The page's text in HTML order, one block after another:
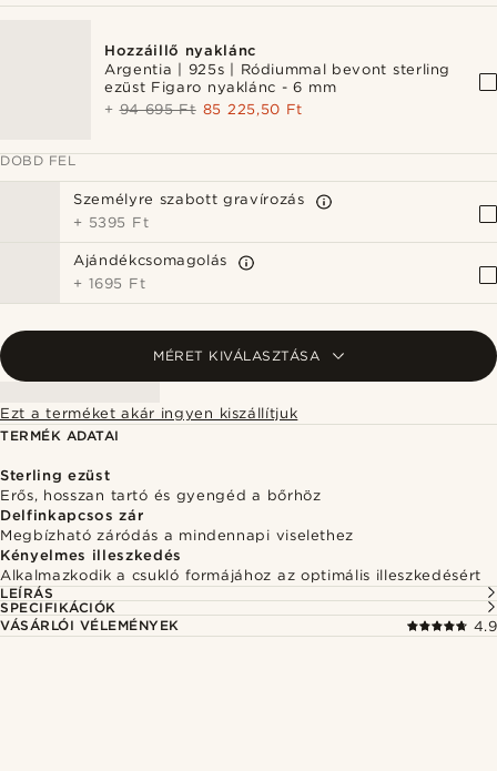
Hozzáillő nyaklánc
Argentia | 925s | Ródiummal bevont sterling
ezüst Figaro nyaklánc - 6 mm
+94 695 Ft 85 225,50 Ft
DOBD FEL
Személyre szabott gravírozás
+ 5395 Ft
Ajándékcsomagolás
+ 1695 Ft
MÉRET KIVÁLASZTÁSA
Ezt a terméket akár ingyen kiszállítjuk
TERMÉK ADATAI
Sterling ezüst
Erős, hosszan tartó és gyengéd a bőrhöz
Delfinkapcsos zár
Megbízható záródás a mindennapi viselethez
Kényelmes illeszkedés
Alkalmazkodik a csukló formájához az optimális illeszkedésért
LEÍRÁS
SPECIFIKÁCIÓK
VÁSÁRLÓI VÉLEMÉNYEK
4.9